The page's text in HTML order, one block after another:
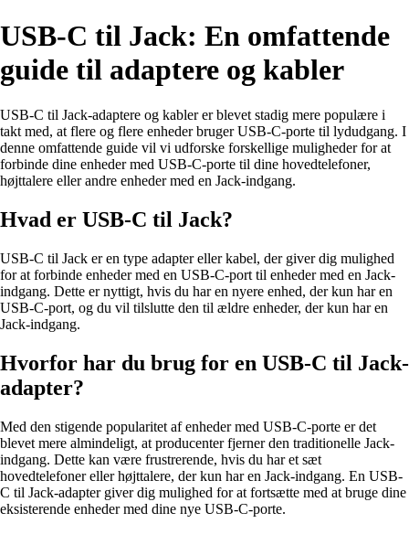
USB-C til Jack: En omfattende
guide til adaptere og kabler
USB-C til Jack-adaptere og kabler er blevet stadig mere populære i
takt med, at flere og flere enheder bruger USB-C-porte til lydudgang. I
denne omfattende guide vil vi udforske forskellige muligheder for at
forbinde dine enheder med USB-C-porte til dine hovedtelefoner,
højttalere eller andre enheder med en Jack-indgang.
Hvad er USB-C til Jack?
USB-C til Jack er en type adapter eller kabel, der giver dig mulighed
for at forbinde enheder med en USB-C-port til enheder med en Jack-
indgang. Dette er nyttigt, hvis du har en nyere enhed, der kun har en
USB-C-port, og du vil tilslutte den til ældre enheder, der kun har en
Jack-indgang.
Hvorfor har du brug for en USB-C til Jack-
adapter?
Med den stigende popularitet af enheder med USB-C-porte er det
blevet mere almindeligt, at producenter fjerner den traditionelle Jack-
indgang. Dette kan være frustrerende, hvis du har et sæt
hovedtelefoner eller højttalere, der kun har en Jack-indgang. En USB-
C til Jack-adapter giver dig mulighed for at fortsætte med at bruge dine
eksisterende enheder med dine nye USB-C-porte.